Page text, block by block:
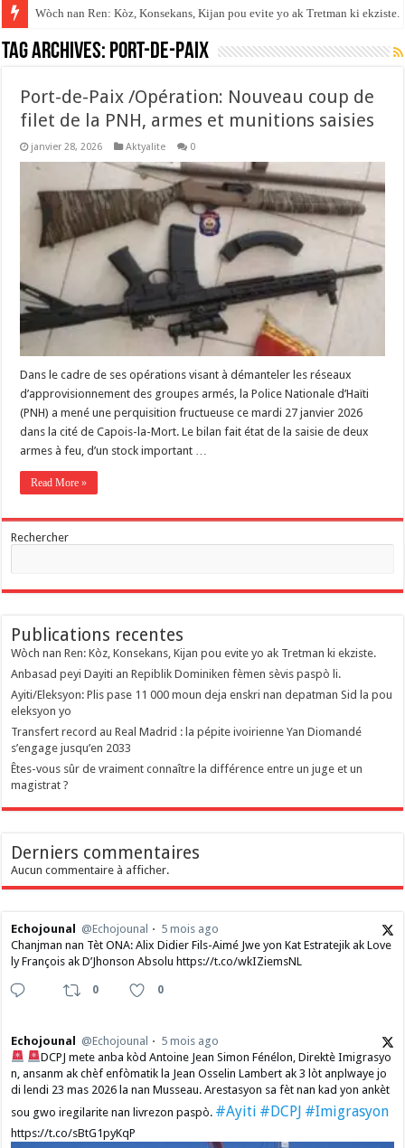
Wòch nan Ren: Kòz, Konsekans, Kijan pou evite yo ak Tretman ki ekziste.
Tag Archives: Port-de-Paix
Port-de-Paix /Opération: Nouveau coup de
filet de la PNH, armes et munitions saisies
janvier 28, 2026 Aktyalite 0
Dans le cadre de ses opérations visant à démanteler les réseaux
d’approvisionnement des groupes armés, la Police Nationale d’Haïti
(PNH) a mené une perquisition fructueuse ce mardi 27 janvier 2026
dans la cité de Capois-la-Mort. Le bilan fait état de la saisie de deux
armes à feu, d’un stock important …
Read More »
Rechercher
Publications recentes
Wòch nan Ren: Kòz, Konsekans, Kijan pou evite yo ak Tretman ki ekziste.
Anbasad peyi Dayiti an Repiblik Dominiken fèmen sèvis paspò li.
Ayiti/Eleksyon: Plis pase 11 000 moun deja enskri nan depatman Sid la pou
eleksyon yo
Transfert record au Real Madrid : la pépite ivoirienne Yan Diomandé
s’engage jusqu’en 2033
Êtes-vous sûr de vraiment connaître la différence entre un juge et un
magistrat ?
Derniers commentaires
Aucun commentaire à afficher.
Echojounal @Echojounal
5 mois ago
Chanjman nan Tèt ONA: Alix Didier Fils-Aimé Jwe yon Kat Estratejik ak Love
ly François ak D’Jhonson Absolu https://t.co/wkIZiemsNL
0 0
Echojounal @Echojounal
5 mois ago
DCPJ mete anba kòd Antoine Jean Simon Fénélon, Direktè Imigrasyo
n, ansanm ak chèf enfòmatik la Jean Osselin Lambert ak 3 lòt anplwaye jo
di lendi 23 mas 2026 la nan Musseau. Arestasyon sa fèt nan kad yon ankèt
sou gwo iregilarite nan livrezon paspò. #Ayiti #DCPJ #Imigrasyon
https://t.co/sBtG1pyKqP